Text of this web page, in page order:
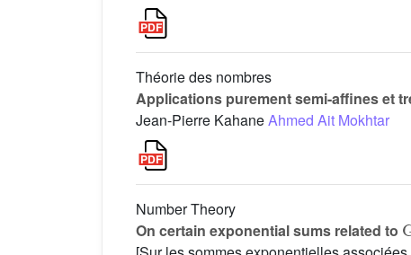
Théorie des nombres
Applications purement semi-affines et
Jean-Pierre KahaneAhmed Ait Mokhtar
Number Theory
On certain exponential sums related to